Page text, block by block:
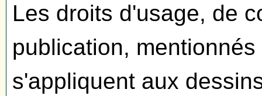
Les droits d'usage, de
publication,
s'appliquent aux